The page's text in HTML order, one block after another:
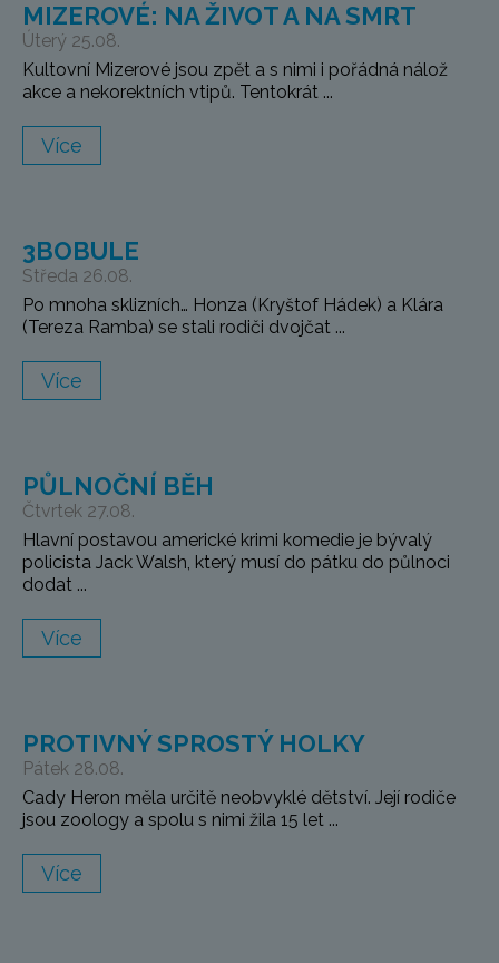
MIZEROVÉ: NA ŽIVOT A NA SMRT
Úterý 25.08.
Kultovní Mizerové jsou zpět a s nimi i pořádná nálož
akce a nekorektních vtipů. Tentokrát ...
Více
3BOBULE
Středa 26.08.
Po mnoha sklizních… Honza (Kryštof Hádek) a Klára
(Tereza Ramba) se stali rodiči dvojčat ...
Více
PŮLNOČNÍ BĚH
Čtvrtek 27.08.
Hlavní postavou americké krimi komedie je bývalý
policista Jack Walsh, který musí do pátku do půlnoci
dodat ...
Více
PROTIVNÝ SPROSTÝ HOLKY
Pátek 28.08.
Cady Heron měla určitě neobvyklé dětství. Její rodiče
jsou zoology a spolu s nimi žila 15 let ...
Více